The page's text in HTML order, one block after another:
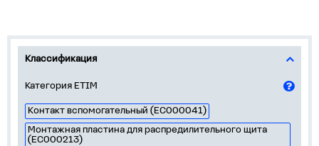
Классификация
Категория ETIM
Контакт вспомогательный (EC000041)
Монтажная пластина для распредилительного щита
(EC000213)